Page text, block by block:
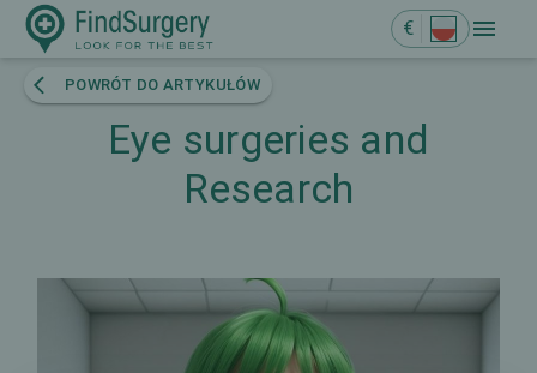
€
POWRÓT DO ARTYKUŁÓW
Eye surgeries and
Research